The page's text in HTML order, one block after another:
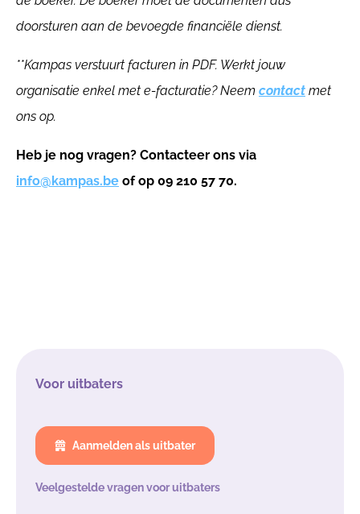
doorsturen aan de bevoegde financiële dienst.
**Kampas verstuurt facturen in PDF. Werkt jouw
organisatie enkel met e-facturatie? Neem contact met
ons op.
Heb je nog vragen? Contacteer ons via
info@kampas.be of op 09 210 57 70.
Voor uitbaters
Aanmelden als uitbater
Veelgestelde vragen voor uitbaters